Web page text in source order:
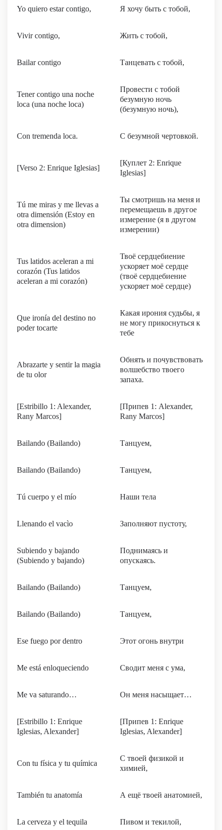
Yo quiero estar contigo, Я хочу быть с тобой,
Vivir contigo, Жить с тобой,
Bailar contigo Танцевать с тобой,
Tener contigo una noche
loca (una noche loca)
Провести с тобой
безумную ночь
(безумную ночь),
Con tremenda loca. C безумной чертовкой.
[Verso 2: Enrique Iglesias]
[Куплет 2: Enrique
Iglesias]
Tú me miras y me llevas a
otra dimensión (Estoy en
otra dimension)
Ты смотришь на меня и
перемещаешь в другое
измерение (я в другом
измерении)
Tus latidos aceleran a mi
corazón (Tus latidos
aceleran a mi corazón)
Твоё сердцебиение
ускоряет моё сердце
(твоё сердцебиение
ускоряет моё сердце)
Que ironía del destino no
poder tocarte
Какая ирония судьбы, я
не могу прикоснуться к
тебе
Abrazarte y sentir la magia
de tu olor
Обнять и почувствовать
волшебство твоего
запаха.
[Estribillo 1: Alexander,
Rany Marcos]
[Припев 1: Alexander,
Rany Marcos]
Bailando (Bailando) Танцуем,
Bailando (Bailando) Танцуем,
Tú cuerpo y el mío Наши тела
Llenando el vacìo Заполняют пустоту,
Subiendo y bajando
(Subiendo y bajando)
Поднимаясь и
опускаясь.
Bailando (Bailando) Танцуем,
Bailando (Bailando) Танцуем,
Ese fuego por dentro Этот огонь внутри
Me está enloqueciendo Сводит меня с ума,
Me va saturando… Он меня насыщает…
[Estribillo 1: Enrique
Iglesias, Alexander]
[Припев 1: Enrique
Iglesias, Alexander]
Con tu física y tu química
С твоей физикой и
химией,
También tu anatomía А ещё твоей анатомией,
La cerveza y el tequila Пивом и текилой,